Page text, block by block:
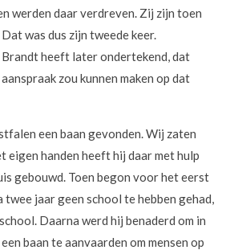
werden daar verdreven. Zij zijn toen
was dus zijn tweede keer.
heeft later ondertekend, dat
zou kunnen maken op dat
een baan gevonden. Wij zaten
eigen handen heeft hij daar met hulp
gebouwd. Toen begon voor het eerst
twee jaar geen school te hebben gehad,
Daarna werd hij benaderd om in
baan te aanvaarden om mensen op